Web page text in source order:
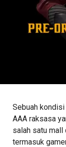
Sebuah
AAA raksasa
salah satu mall
termasuk